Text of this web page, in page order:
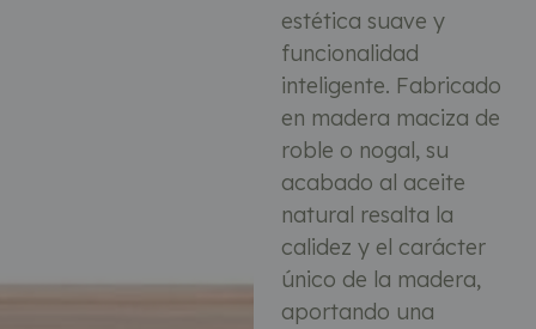
estética suave y
funcionalidad
inteligente. Fabricado
en madera maciza de
roble o nogal, su
acabado al aceite
natural resalta la
calidez y el carácter
único de la madera,
aportando una